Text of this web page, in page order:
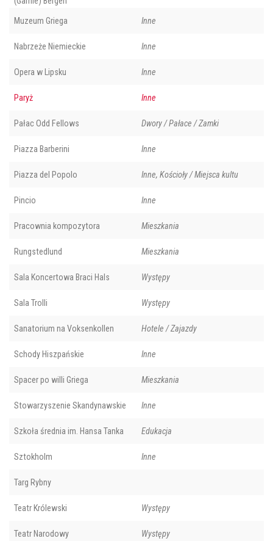
Muzeum Griega Inne
Nabrzeże Niemieckie Inne
Opera w Lipsku Inne
Paryż Inne
Pałac Odd Fellows Dwory / Pałace / Zamki
Piazza Barberini Inne
Piazza del Popolo Inne, Kościoły / Miejsca kultu
Pincio Inne
Pracownia kompozytora Mieszkania
Rungstedlund Mieszkania
Sala Koncertowa Braci Hals Występy
Sala Trolli Występy
Sanatorium na Voksenkollen Hotele / Zajazdy
Schody Hiszpańskie Inne
Spacer po willi Griega Mieszkania
Stowarzyszenie Skandynawskie Inne
Szkoła średnia im. Hansa Tanka Edukacja
Sztokholm Inne
Targ Rybny
Teatr Królewski Występy
Teatr Narodowy Występy